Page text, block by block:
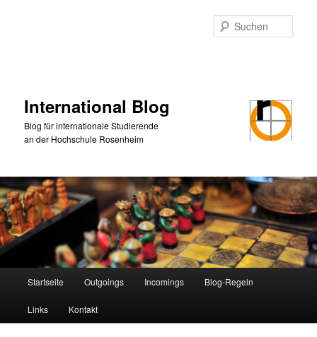
International Blog
Blog für internationale Studierende
an der Hochschule Rosenheim
Startseite Outgoings Incomings Blog-Regeln
Links Kontakt